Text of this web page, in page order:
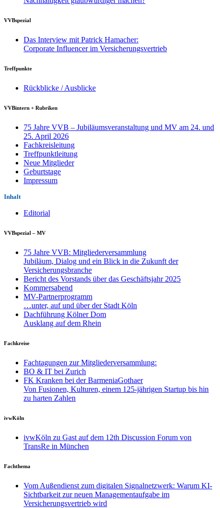
VVBspezial
Das Interview mit Patrick Hamacher:
Corporate Influencer im Versicherungsvertrieb
Treffpunkte
Rückblicke / Ausblicke
VVBintern + Rubriken
75 Jahre VVB – Jubiläumsveranstaltung und MV am 24. und
25. April 2026
Fachkreisleitung
Treffpunktleitung
Neue Mitglieder
Geburtstage
Impressum
Inhalt
Editorial
VVBspezial – MV
75 Jahre VVB: Mitgliederversammlung
Jubiläum, Dialog und ein Blick in die Zukunft der
Versicherungsbranche
Bericht des Vorstands über das Geschäftsjahr 2025
Kommersabend
MV-Partnerprogramm
…unter, auf und über der Stadt Köln
Dachführung Kölner Dom
Ausklang auf dem Rhein
Fachkreise
Fachtagungen zur Mitgliederversammlung:
BO & IT bei Zurich
FK Kranken bei der BarmeniaGothaer
Von Fusionen, Kulturen, einem 125-jährigen Startup bis hin
zu harten Zahlen
ivwKöln
ivwKöln zu Gast auf dem 12th Discussion Forum von
TransRe in München
Fachthema
Vom Außendienst zum digitalen Signalnetzwerk: Warum KI-
Sichtbarkeit zur neuen Managementaufgabe im
Versicherungsvertrieb wird